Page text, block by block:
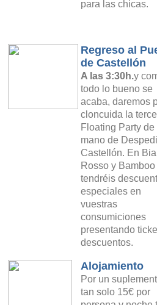
para las chicas.
Regreso al
de Castellón
A las 3:30h.y
todo lo bueno se
acaba, daremos
cloncuida la
Floating Party de
mano de
Castellón. En
Rosso y Bamboo
tendréis
especiales en
vuestras
consumiciones
presentando
descuentos.
Alojamiento
Por un
tan solo 15€ por